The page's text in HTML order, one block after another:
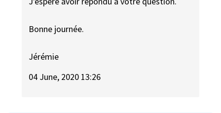
Bonne journée.
Jérémie
04 June, 2020 13:26